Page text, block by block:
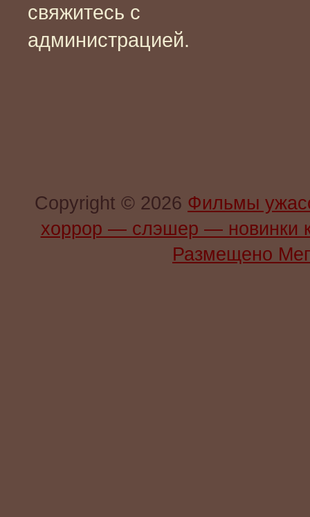
свяжитесь с
администрацией.
Copyright © 2026 Фильмы
хоррор — слэшер —
Размещено